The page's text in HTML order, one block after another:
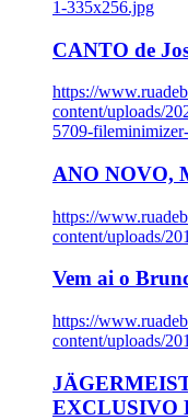
1-335x256.jpg
CANTO de
https://
content/uploads/
5709-
ANO NOVO,
https://
content/uploads/
Vem ai o
https://
content/uploads/
EXCLUSIVO